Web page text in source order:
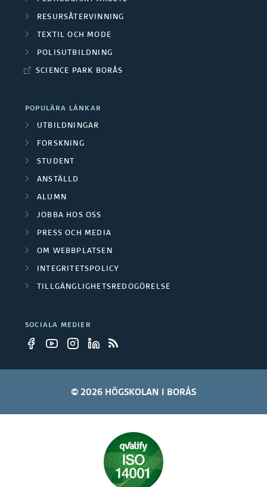
RESURSÅTERVINNING
TEXTIL OCH MODE
POLISUTBILDNING
SCIENCE PARK BORÅS
POPULÄRA LÄNKAR
UTBILDNINGAR
FORSKNING
STUDENT
ANSTÄLLD
ALUMN
JOBBA HOS OSS
PRESS OCH MEDIA
OM WEBBPLATSEN
INTEGRITETSPOLICY
TILLGÄNGLIGHETSREDOGÖRELSE
SOCIALA MEDIER
© 2026 HÖGSKOLAN I BORÅS